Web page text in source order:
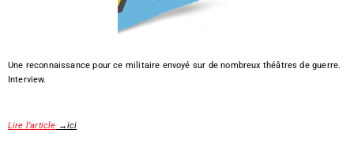
Une reconnaissance pour ce militaire envoyé sur de nombreux théâtres de guerre.
Interview.
Lire l’article →ici